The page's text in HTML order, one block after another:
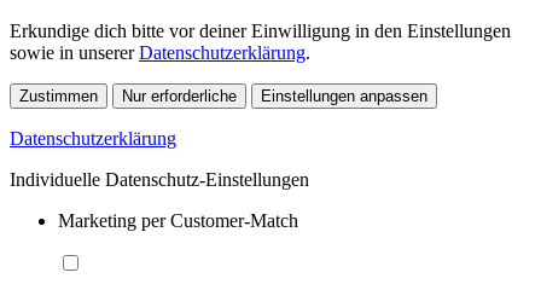
Erkundige dich bitte vor deiner Einwilligung in den Einstellungen
sowie in unsererDatenschutzerklärung.
Zustimmen Nur erforderliche Einstellungen anpassen
Datenschutzerklärung
Individuelle Datenschutz-Einstellungen
Marketing per Customer-Match